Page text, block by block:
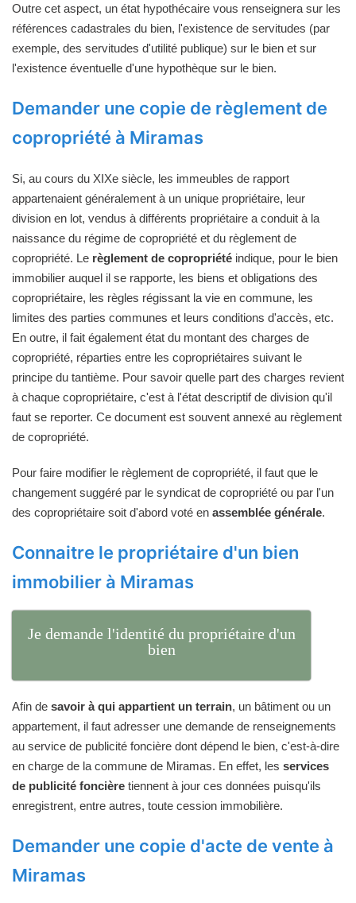
Outre cet aspect, un état hypothécaire vous renseignera sur les
références cadastrales du bien, l'existence de servitudes (par
exemple, des servitudes d'utilité publique) sur le bien et sur
l'existence éventuelle d'une hypothèque sur le bien.
Demander une copie de règlement de
copropriété à Miramas
Si, au cours du XIXe siècle, les immeubles de rapport
appartenaient généralement à un unique propriétaire, leur
division en lot, vendus à différents propriétaire a conduit à la
naissance du régime de copropriété et du règlement de
copropriété. Le règlement de copropriété indique, pour le bien
immobilier auquel il se rapporte, les biens et obligations des
copropriétaire, les règles régissant la vie en commune, les
limites des parties communes et leurs conditions d'accès, etc.
En outre, il fait également état du montant des charges de
copropriété, réparties entre les copropriétaires suivant le
principe du tantième. Pour savoir quelle part des charges revient
à chaque copropriétaire, c'est à l'état descriptif de division qu'il
faut se reporter. Ce document est souvent annexé au règlement
de copropriété.
Pour faire modifier le règlement de copropriété, il faut que le
changement suggéré par le syndicat de copropriété ou par l'un
des copropriétaire soit d'abord voté en assemblée générale.
Connaitre le propriétaire d'un bien
immobilier à Miramas
Je demande l'identité du propriétaire d'un
bien
Afin de savoir à qui appartient un terrain, un bâtiment ou un
appartement, il faut adresser une demande de renseignements
au service de publicité foncière dont dépend le bien, c'est-à-dire
en charge de la commune de Miramas. En effet, les services
de publicité foncière tiennent à jour ces données puisqu'ils
enregistrent, entre autres, toute cession immobilière.
Demander une copie d'acte de vente à
Miramas